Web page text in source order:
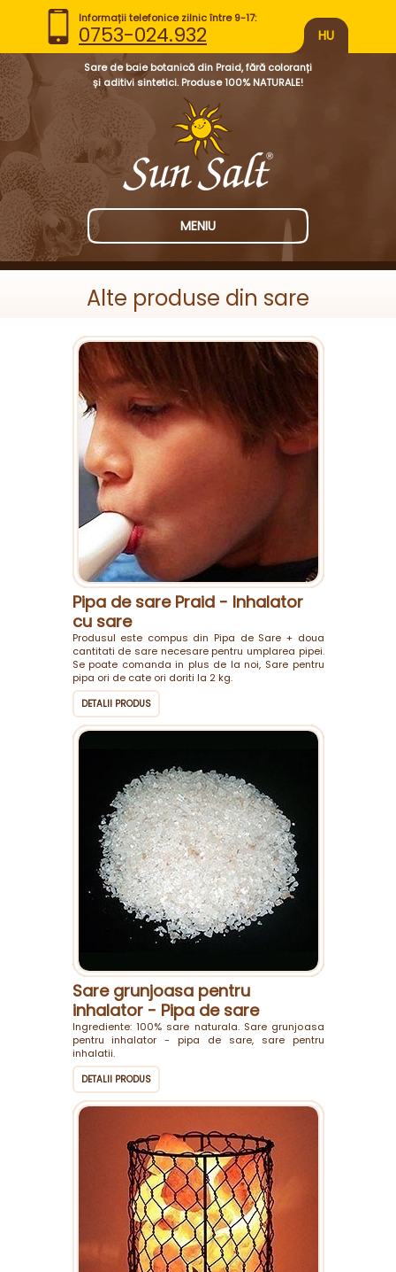
Informații telefonice zilnic între 9-17:
0753-024.932 HU
Sare de baie botanică din Praid, fără coloranți
și aditivi sintetici. Produse 100% NATURALE!
MENIU
Alte produse din sare
Pipa de sare Praid - Inhalator
cu sare
Produsul este compus din Pipa de Sare + doua
cantitati de sare necesare pentru umplarea pipei.
Se poate comanda in plus de la noi, Sare pentru
pipa ori de cate ori doriti la 2 kg.
DETALII PRODUS
Sare grunjoasa pentru
inhalator - Pipa de sare
Ingrediente: 100% sare naturala. Sare grunjoasa
pentru inhalator - pipa de sare, sare pentru
inhalatii.
DETALII PRODUS